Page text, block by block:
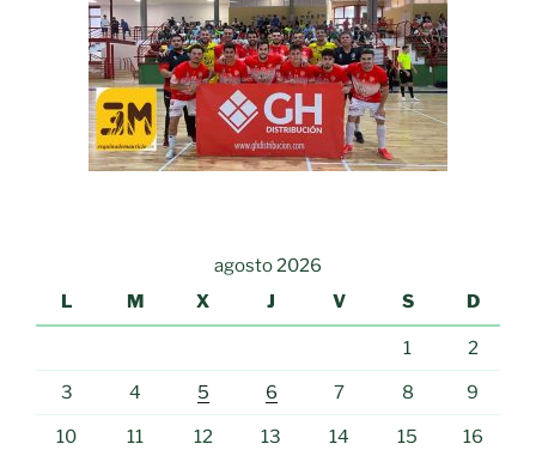
agosto 2026
L
M X J V S D
1 2
3 4 5 6 7 8 9
10 11 12 13 14 15 16